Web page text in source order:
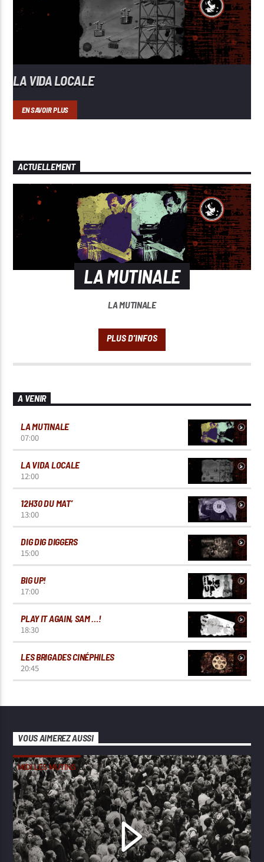
LA VIDA LOCALE
EN SAVOIR PLUS
ACTUELLEMENT
LA MUTINALE
LA MUTINALE
A VENIR
LA MUTINALE
07:00
LA VIDA LOCALE
12:00
12H30 DU MAT’
13:00
DIG DIG DIGGERS
15:00
BIG UP!
17:00
PLAY IT AGAIN, SAM …!
18:30
LES BRIGADES CINÉPHILES
20:45
VOUS AIMEREZ AUSSI
MIDI LES MUTINS